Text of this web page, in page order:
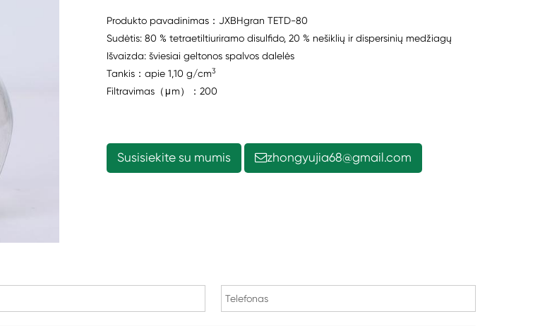
Produkto pavadinimas：JXBHgran TETD-80
Sudėtis: 80 % tetraetiltiuriramo disulfido, 20 % nešiklių ir dispersinių medžiagų
Išvaizda: šviesiai geltonos spalvos dalelės
Tankis：apie 1,10 g/cm3
Filtravimas（μm）：200
Susisiekite su mumis zhongyujia68@gmail.com